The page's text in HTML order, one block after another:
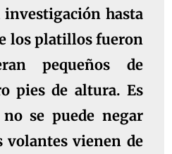
investigación hasta
los platillos fueron
pequeños de
pies de altura. Es
se puede negar
volantes vienen de